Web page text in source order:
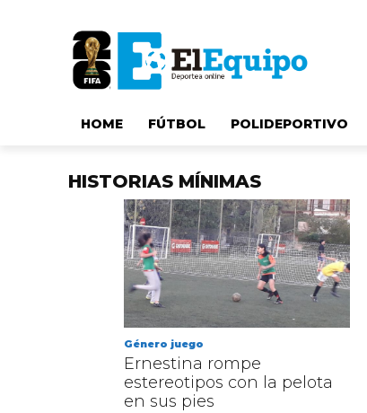
HOME FÚTBOL POLIDEPORTIVO
HISTORIAS MÍNIMAS
Género juego
Ernestina rompe
estereotipos con la pelota
en sus pies